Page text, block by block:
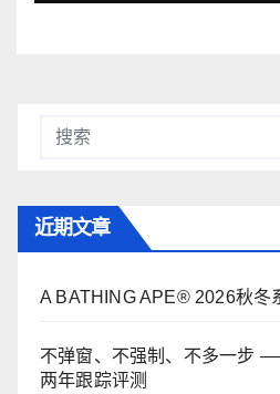
近期文章
A BATHING APE® 2026秋冬
不弹窗、不强制、不多一步
两年跟踪评测